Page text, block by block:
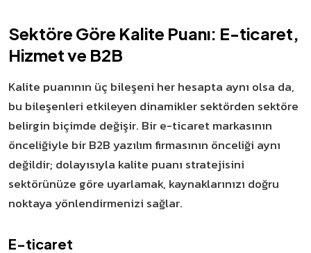
Sektöre Göre Kalite Puanı: E-ticaret,
Hizmet ve B2B
Kalite puanının üç bileşeni her hesapta aynı olsa da,
bu bileşenleri etkileyen dinamikler sektörden sektöre
belirgin biçimde değişir. Bir e-ticaret markasının
önceliğiyle bir B2B yazılım firmasının önceliği aynı
değildir; dolayısıyla kalite puanı stratejisini
sektörünüze göre uyarlamak, kaynaklarınızı doğru
noktaya yönlendirmenizi sağlar.
E-ticaret